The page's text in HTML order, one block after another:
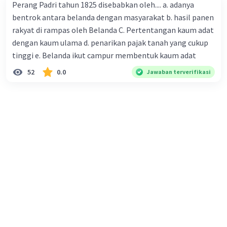
perlawanan mereka.
Faktor Ruang: Perang Diponegoro terjadi di
Jawa Tengah dan Jawa Timur, sementara Perang
Padri terjadi di Sumatera Barat. Perbedaan
geografis ini mempengaruhi strategi perang,
taktik, dan peranan lokal dalam setiap
Perang Padri tahun 1825 disebabkan oleh.... a. adanya
bentrok antara belanda dengan masyarakat b. hasil panen
rakyat di rampas oleh Belanda C. Pertentangan kaum adat
dengan kaum ulama d. penarikan pajak tanah yang cukup
tinggi e. Belanda ikut campur membentuk kaum adat
52 0.0 Jawaban terverifikasi